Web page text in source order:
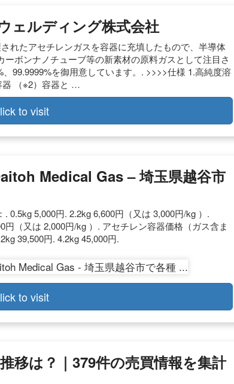
ェルディング株式会社
れたアセチレンガスを容器に充填したもので、半導体
ボンナノチューブ等の新素材の原料ガスとして注目さ
99.9999%を御用意しています。. >>>>仕様 1.高純度溶
器 （※2）容器と …
to visit
Medical Gas – 埼玉県越谷市
0.5kg 5,000円. 2.2kg 6,600円（又は 3,000円/kg ）.
（又は 2,000円/kg ）. アセチレン容器価格（ガス含ま
39,500円. 4.2kg 45,000円.
to visit
移は？｜379件の売買情報を集計